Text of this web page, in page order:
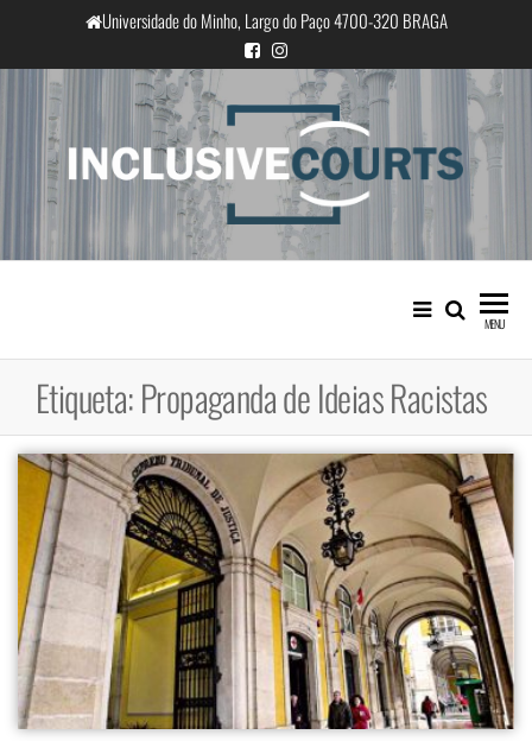
o
conteúdo
Universidade do Minho, Largo do Paço 4700-320 BRAGA
InclusiveCourts
Igualdade e diferença cultural na
prática judicial portuguesa
MENU
Etiqueta:Propaganda de Ideias Racistas